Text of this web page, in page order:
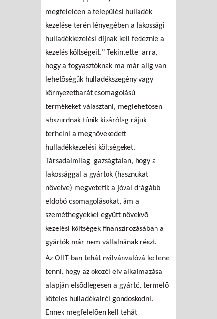
megfelelõen a települési hulladék
kezelése terén lényegében a lakossági
hulladékkezelési díjnak kell fedeznie a
kezelés költségeit." Tekintettel arra,
hogy a fogyasztóknak ma már alig van
lehetõségük hulladékszegény vagy
környezetbarát csomagolású
termékeket választani, meglehetõsen
abszurdnak tûnik kizárólag rájuk
terhelni a megnövekedett
hulladékkezelési költségeket.
Társadalmilag igazságtalan, hogy a
lakossággal a gyártók (hasznukat
növelve) megvetetik a jóval drágább
eldobó csomagolásokat, ám a
szeméthegyekkel együtt növekvõ
kezelési költségek finanszírozásában a
gyártók már nem vállalnának részt.
Az OHT-ban tehát nyilvánvalóvá kellene
tenni, hogy az okozói elv alkalmazása
alapján elsõdlegesen a gyártó, termelõ
köteles hulladékairól gondoskodni.
Ennek megfelelõen kell tehát